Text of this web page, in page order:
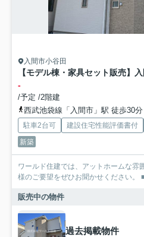
入間市小谷田
【モデル棟・家具セット販売】
-
/予定 /2階建
西武池袋線「入間市」駅 徒歩30分
駐車2台可 建設住宅性能評価書付
新築
ワールド住建では、アットホームな雰
販売中の物件
過去掲載物件